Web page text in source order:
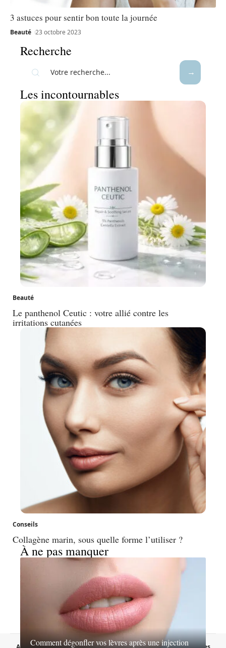
3 astuces pour sentir bon toute la journée
Beauté 23 octobre 2023
Recherche
Les incontournables
Beauté
Le panthenol Ceutic : votre allié contre les
irritations cutanées
Conseils
Collagène marin, sous quelle forme l’utiliser ?
À ne pas manquer
Comment dégonfler vos lèvres après une injection